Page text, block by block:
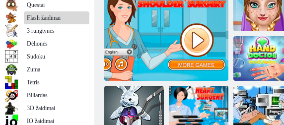
Ursula smegenų chirurgija
Operuoti dabar:
Perikardo
operacija
Įprasta
mergaičių
kosmetinė
chirurgija
Luccas Neto
rankų gydytojas
Questai
Flash žaidimai
3 rungtynės
Dėlionės
Sudoku
Zuma
Tetris
Biliardas
3D žaidimai
IO žaidimai